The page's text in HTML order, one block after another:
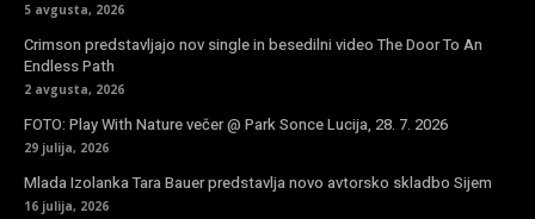
5 avgusta, 2026
Crimson predstavljajo nov single in besedilni video The Door To An
Endless Path
2 avgusta, 2026
FOTO: Play With Nature večer @ Park Sonce Lucija, 28. 7. 2026
29 julija, 2026
Mlada Izolanka Tara Bauer predstavlja novo avtorsko skladbo Sijem
16 julija, 2026